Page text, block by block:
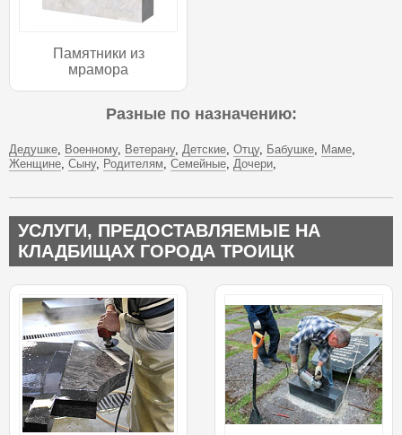
Памятники из
мрамора
Разные по назначению:
Дедушке Военному Ветерану Детские Отцу Бабушке Маме
Женщине Сыну Родителям Семейные Дочери
УСЛУГИ, ПРЕДОСТАВЛЯЕМЫЕ НА
КЛАДБИЩАХ ГОРОДА ТРОИЦК